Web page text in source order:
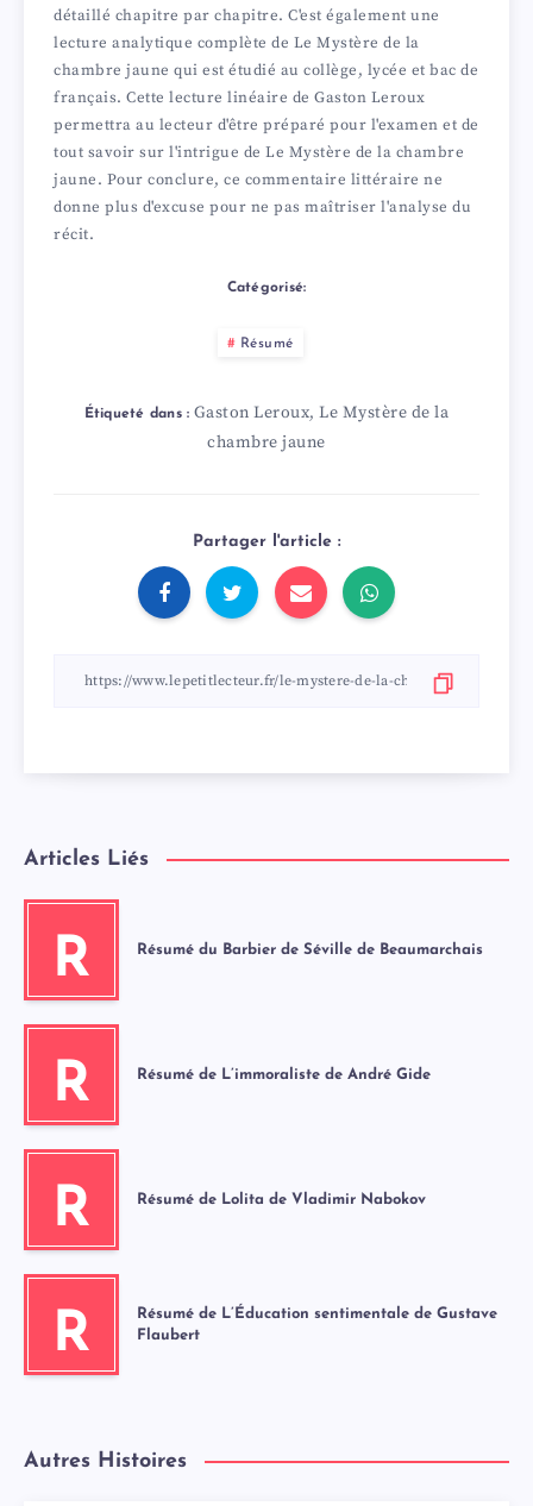
détaillé chapitre par chapitre. C'est également une
lecture analytique complète de Le Mystère de la
chambre jaune qui est étudié au collège, lycée et bac de
français. Cette lecture linéaire de Gaston Leroux
permettra au lecteur d'être préparé pour l'examen et de
tout savoir sur l'intrigue de Le Mystère de la chambre
jaune. Pour conclure, ce commentaire littéraire ne
donne plus d'excuse pour ne pas maîtriser l'analyse du
récit.
Catégorisé:
Résumé
Étiqueté dans : Gaston Leroux,Le Mystère de la
chambre jaune
Partager l'article :
Articles Liés
R Résumé du Barbier de Séville de Beaumarchais
R Résumé de L’immoraliste de André Gide
R Résumé de Lolita de Vladimir Nabokov
R
Résumé de L’Éducation sentimentale de Gustave
Flaubert
Autres Histoires